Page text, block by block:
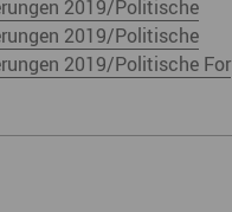
Wegewarte
2019/Politische
2019/Politische
2019/Politische For